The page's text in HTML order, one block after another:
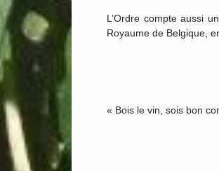
L’Ordre compte aussi
Royaume de Belgique,
« Bois le vin, sois bon